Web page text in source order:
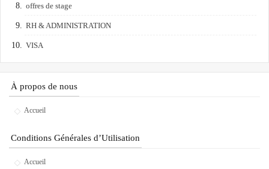
offres de stage
RH & ADMINISTRATION
VISA
À propos de nous
Accueil
Conditions Générales d’Utilisation
Accueil